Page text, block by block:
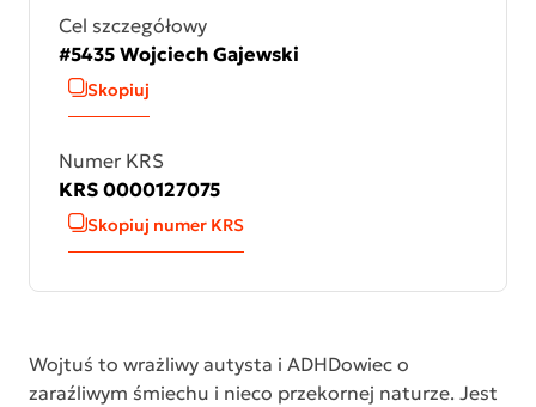
Cel szczegółowy
#5435 Wojciech Gajewski
Skopiuj
Numer KRS
KRS 0000127075
Skopiuj numer KRS
Wojtuś to wrażliwy autysta i ADHDowiec o
zaraźliwym śmiechu i nieco przekornej naturze. Jest